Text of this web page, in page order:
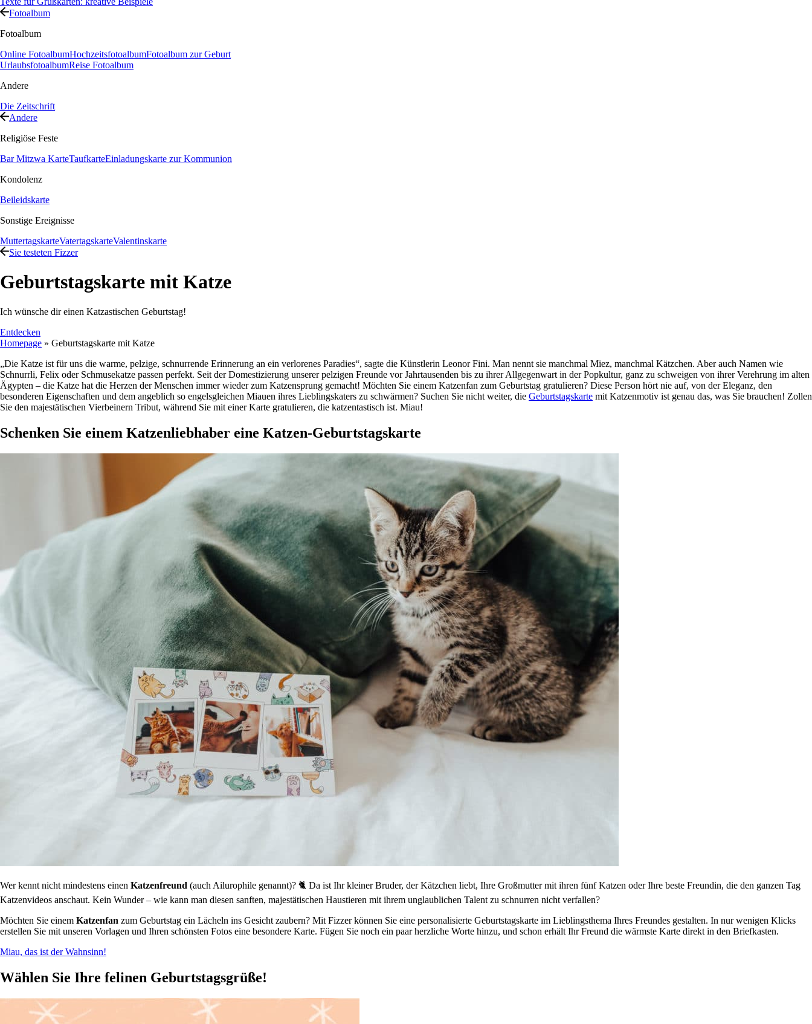
Fotoalbum
Fotoalbum
Online FotoalbumHochzeitsfotoalbumFotoalbum zur Geburt
UrlaubsfotoalbumReise Fotoalbum
Andere
Die Zeitschrift
Andere
Religiöse Feste
Bar Mitzwa KarteTaufkarteEinladungskarte zur Kommunion
Kondolenz
Beileidskarte
Sonstige Ereignisse
MuttertagskarteVatertagskarteValentinskarte
Sie testeten Fizzer
Geburtstagskarte mit Katze
Ich wünsche dir einen Katzastischen Geburtstag!
Entdecken
Homepage » Geburtstagskarte mit Katze
„Die Katze ist für uns die warme, pelzige, schnurrende Erinnerung an ein verlorenes Paradies“, sagte die Künstlerin Leonor Fini. Man nennt sie manchmal Miez, manchmal Kätzchen. Aber auch Namen wie
Schnurrli, Felix oder Schmusekatze passen perfekt. Seit der Domestizierung unserer pelzigen Freunde vor Jahrtausenden bis zu ihrer Allgegenwart in der Popkultur, ganz zu schweigen von ihrer Verehrung im alten
Ägypten – die Katze hat die Herzen der Menschen immer wieder zum Katzensprung gemacht! Möchten Sie einem Katzenfan zum Geburtstag gratulieren? Diese Person hört nie auf, von der Eleganz, den
besonderen Eigenschaften und dem angeblich so engelsgleichen Miauen ihres Lieblingskaters zu schwärmen? Suchen Sie nicht weiter, die Geburtstagskarte mit Katzenmotiv ist genau das, was Sie brauchen! Zollen
Sie den majestätischen Vierbeinern Tribut, während Sie mit einer Karte gratulieren, die katzentastisch ist. Miau!
Schenken Sie einem Katzenliebhaber eine Katzen-Geburtstagskarte
Wer kennt nicht mindestens einen Katzenfreund (auch Ailurophile genannt)? 🐈 Da ist Ihr kleiner Bruder, der Kätzchen liebt, Ihre Großmutter mit ihren fünf Katzen oder Ihre beste Freundin, die den ganzen Tag
Katzenvideos anschaut. Kein Wunder – wie kann man diesen sanften, majestätischen Haustieren mit ihrem unglaublichen Talent zu schnurren nicht verfallen?
Möchten Sie einem Katzenfan zum Geburtstag ein Lächeln ins Gesicht zaubern? Mit Fizzer können Sie eine personalisierte Geburtstagskarte im Lieblingsthema Ihres Freundes gestalten. In nur wenigen Klicks
erstellen Sie mit unseren Vorlagen und Ihren schönsten Fotos eine besondere Karte. Fügen Sie noch ein paar herzliche Worte hinzu, und schon erhält Ihr Freund die wärmste Karte direkt in den Briefkasten.
Miau, das ist der Wahnsinn!
Wählen Sie Ihre felinen Geburtstagsgrüße!